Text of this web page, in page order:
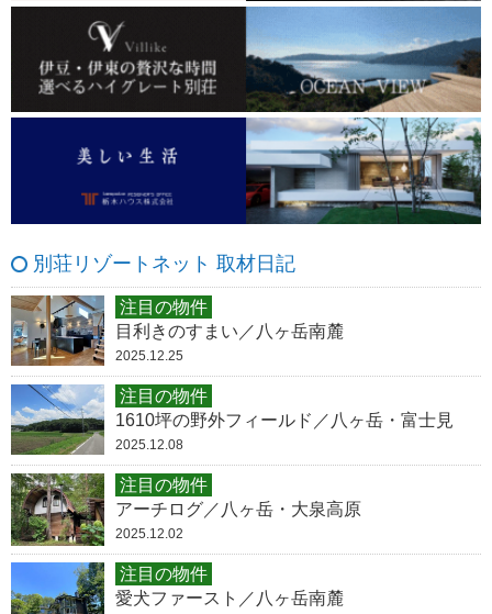
別荘リゾートネット 取材日記
注目の物件
目利きのすまい／八ヶ岳南麓
2025.12.25
注目の物件
1610坪の野外フィールド／八ヶ岳・富士見
2025.12.08
注目の物件
アーチログ／八ヶ岳・大泉高原
2025.12.02
注目の物件
愛犬ファースト／八ヶ岳南麓